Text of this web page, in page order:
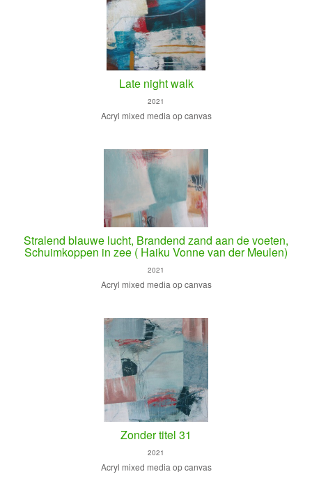
Late night walk
2021
Acryl mixed media op canvas
Stralend blauwe lucht, Brandend zand aan de voeten,
Schuimkoppen in zee ( Haiku Vonne van der Meulen)
2021
Acryl mixed media op canvas
Zonder titel 31
2021
Acryl mixed media op canvas